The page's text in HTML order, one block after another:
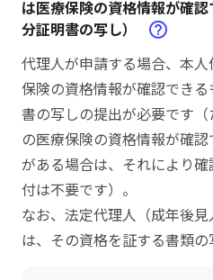
は医療保険の資格情報が確
分証明書の写し）
代理人が申請する場合、本
保険の資格情報が確認でき
書の写しの提出が必要です
の医療保険の資格情報が確
がある場合は、それにより
付は不要です）。
なお、法定代理人（成年後
は、その資格を証する書類の